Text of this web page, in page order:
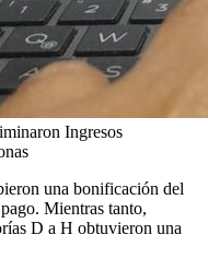
Ingresos
una bonificación del
Mientras tanto,
D a H obtuvieron una